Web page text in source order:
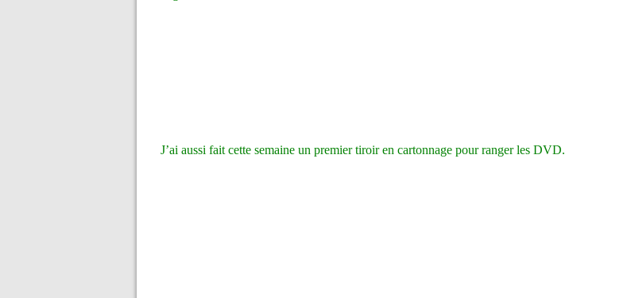
J’ai aussi fait cette semaine un premier tiroir en cartonnage pour ranger les DVD.